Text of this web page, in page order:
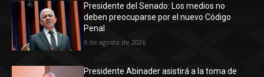
Presidente del Senado: Los medios no
deben preocuparse por el nuevo Código
Penal
6 de agosto de 2026
Presidente Abinader asistirá a la toma de